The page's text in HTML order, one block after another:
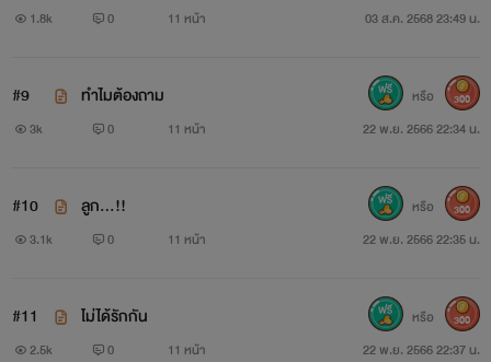
1.8k 0 11 หน้า 03 ส.ค. 2568 23:49 น.
#9 ทำไมต้องถาม
3k 0 11 หน้า 22 พ.ย. 2566 22:34 น.
หรือ 300
#10 ลูก...!!
3.1k 0 11 หน้า 22 พ.ย. 2566 22:35 น.
หรือ 300
#11 ไม่ได้รักกัน
2.5k 0 11 หน้า 22 พ.ย. 2566 22:37 น.
หรือ 300